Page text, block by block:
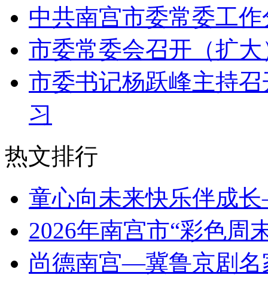
中共南宫市委常委工作
市委常委会召开（扩
市委书记杨跃峰主持
习
热文排行
童心向未来快乐伴成
2026年南宫市“彩色
尚德南宫—冀鲁京剧名